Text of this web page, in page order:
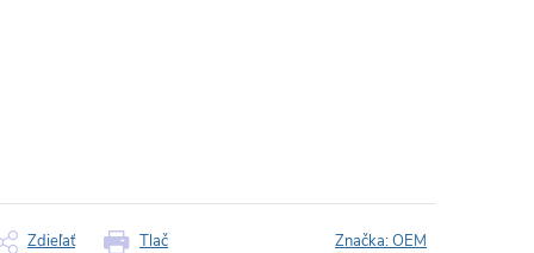
Tlač
Zdieľať Značka:OEM